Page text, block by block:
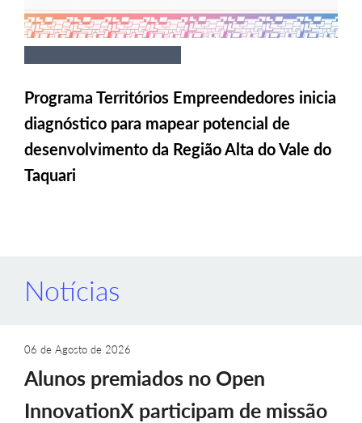
Programa Territórios Empreendedores inicia
diagnóstico para mapear potencial de
desenvolvimento da Região Alta do Vale do
Taquari
Notícias
06 de Agosto de 2026
Alunos premiados no Open
InnovationX participam de missão